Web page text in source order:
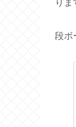
りま
段ボ